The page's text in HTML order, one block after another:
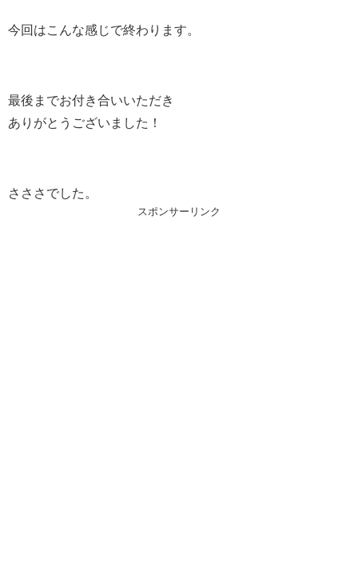
今回はこんな感じで終わります。
最後までお付き合いいただき
ありがとうございました！
さささでした。
スポンサーリンク